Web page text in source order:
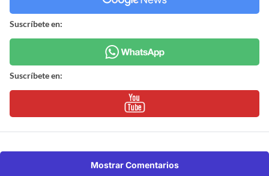
Suscríbete en:
Suscríbete en:
Mostrar Comentarios